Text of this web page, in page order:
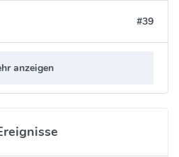
kaufen?
verifizieren. Dann können Sie
Marktplatz wie LocalCryptos
#39
anzeigen